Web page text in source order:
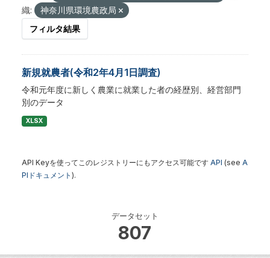
データセット
807
織:
神奈川県環境農政局
フィルタ結果
新規就農者(令和2年4月1日調査)
令和元年度に新しく農業に就業した者の経歴別、経営部門
別のデータ
XLSX
API Keyを使ってこのレジストリーにもアクセス可能です API (see A
PIドキュメント ).